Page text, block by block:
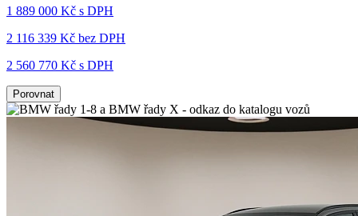
1 889 000 Kč s DPH
2 116 339 Kč bez DPH
2 560 770 Kč s DPH
Porovnat